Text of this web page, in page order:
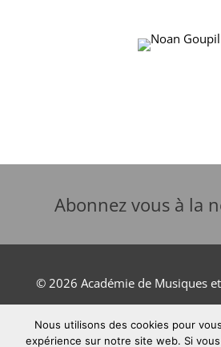
Abonnez vous à la
© 2026 Académie de Musiques
Mentions légales
Nous utilisons des cookies pour
expérience sur notre site web. Si